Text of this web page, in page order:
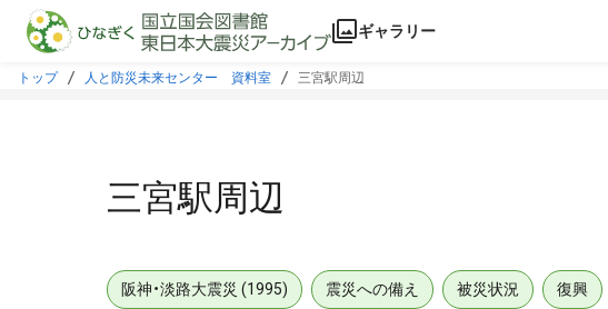
本文に飛ぶ
ギャラリー
トップ 人と防災未来センター 資料室 三宮駅周辺
三宮駅周辺
阪神・淡路大震災 (1995) 震災への備え 被災状況 復興